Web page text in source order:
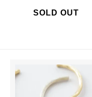
SOLD OUT